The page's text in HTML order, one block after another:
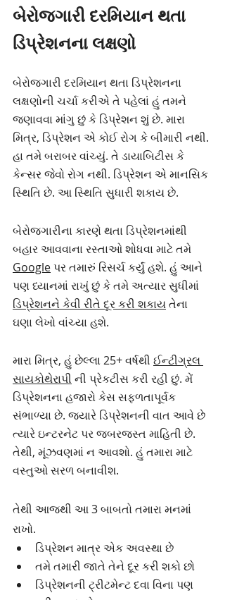
બેરોજગારી દરમિયાન થતા
ડિપ્રેશનના લક્ષણો
બેરોજગારી દરમિયાન થતા ડિપ્રેશનના
લક્ષણોની ચર્ચા કરીએ તે પહેલાં હું તમને
જણાવવા માંગુ છું કે ડિપ્રેશન શું છે. મારા
મિત્ર, ડિપ્રેશન એ કોઈ રોગ કે બીમારી નથી.
હા તમે બરાબર વાંચ્યું. તે ડાયાબિટીસ કે
કેન્સર જેવો રોગ નથી. ડિપ્રેશન એ માનસિક
સ્થિતિ છે. આ સ્થિતિ સુધારી શકાય છે.
બેરોજગારીના કારણે થતા ડિપ્રેશનમાંથી
બહાર આવવાના રસ્તાઓ શોધવા માટે તમે
Google પર તમારું રિસર્ચ કર્યું હશે. હું આને
પણ ધ્યાનમાં રાખું છું કે તમે અત્યાર સુધીમાં
ડિપ્રેશનને કેવી રીતે દૂર કરી શકાય તેના
ઘણા લેખો વાંચ્યા હશે.
મારા મિત્ર, હું છેલ્લા 25+ વર્ષથી ઈન્ટીગ્રલ
સાયકોથેરાપી ની પ્રેકટીસ કરી રહી છું. મેં
ડિપ્રેશનના હજારો કેસ સફળતાપૂર્વક
સંભાળ્યા છે. જ્યારે ડિપ્રેશનની વાત આવે છે
ત્યારે ઇન્ટરનેટ પર જબરજસ્ત માહિતી છે.
તેથી, મૂંઝવણમાં ન આવશો. હું તમારા માટે
વસ્તુઓ સરળ બનાવીશ.
તેથી આજથી આ 3 બાબતો તમારા મનમાં
રાખો.
ડિપ્રેશન માત્ર એક અવસ્થા છે
તમે તમારી જાતે તેને દૂર કરી શકો છો
ડિપ્રેશનની ટ્રીટમેન્ટ દવા વિના પણ